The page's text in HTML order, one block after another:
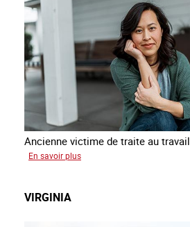
Ancienne victime de traite au travail
En savoir plus
VIRGINIA